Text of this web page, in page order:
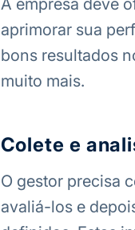
A empresa deve
aprimorar sua
bons resultados
muito mais.
Colete e
O gestor precisa
avaliá-los e